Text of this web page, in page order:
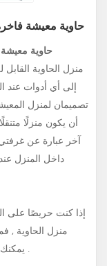
حاوية معيشة
حاوية
منزل الحاوية
تصميمان لمنزل
أن يكون منزلًا
آخر عبارة عن
داخل المنزل
إذا كنت حريصًا على
منزل الحاوية ,
يمكنك ضبط التوازن إذا لم تكن أرضك قاعدة مسطحة .